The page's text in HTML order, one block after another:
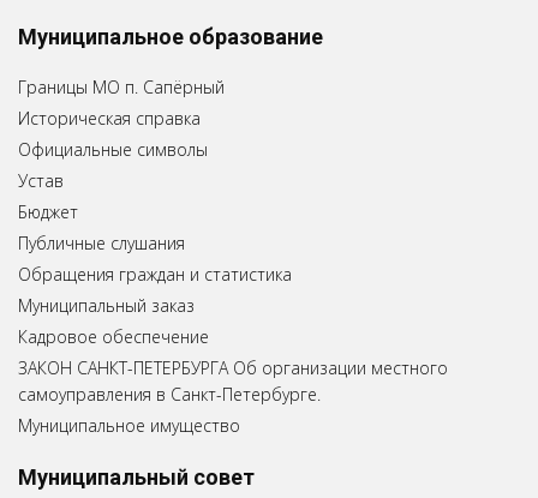
Муниципальное образование
Границы МО п. Сапёрный
Историческая справка
Официальные символы
Устав
Бюджет
Публичные слушания
Обращения граждан и статистика
Муниципальный заказ
Кадровое обеспечение
ЗАКОН САНКТ-ПЕТЕРБУРГА Об организации местного
самоуправления в Санкт-Петербурге.
Муниципальное имущество
Муниципальный совет